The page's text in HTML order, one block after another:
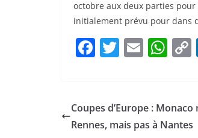
octobre aux deux parties
initialement prévu pour dans
F
e
b
T
er
E
l
W
s
A Li
Coupes d’Europe :
Rennes, mais pas à Nantes